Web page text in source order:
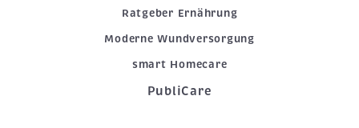
Ratgeber Ernährung
Moderne Wundversorgung
smart Homecare
PubliCare